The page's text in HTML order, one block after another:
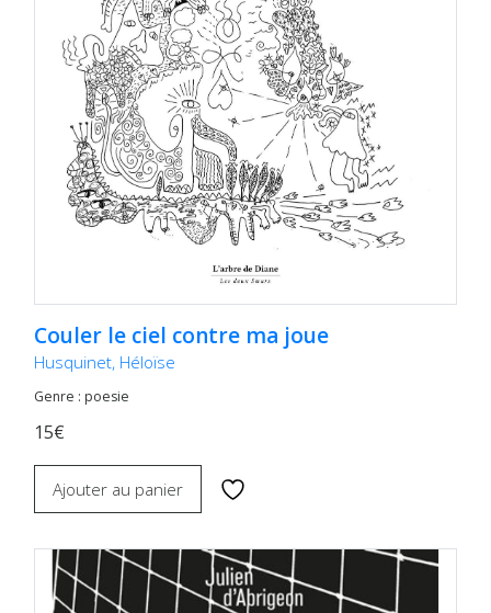
Couler le ciel contre ma joue
Husquinet, Héloïse
Genre : poesie
15€
Ajouter au panier